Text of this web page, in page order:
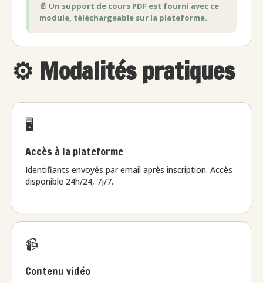
📄 Un support de cours PDF est fourni avec ce
module, téléchargeable sur la plateforme.
⚙️ Modalités pratiques
🖥️
Accès à la plateforme
Identifiants envoyés par email après inscription. Accès
disponible 24h/24, 7j/7.
📹
Contenu vidéo